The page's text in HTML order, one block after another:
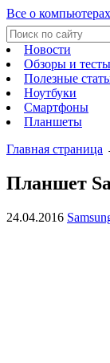
Все о компьютерах
Новости
Обзоры и тесты
Полезные
Ноутбуки
Смартфоны
Планшеты
Главная страница
Планшет
24.04.2016